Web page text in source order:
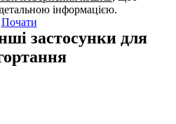
інформацією.
Почати
застосунки для